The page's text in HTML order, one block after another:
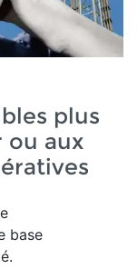
plus
ou aux
base